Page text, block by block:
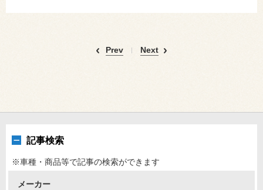
Prev Next
記事検索
※車種・商品等で記事の検索ができます
メーカー